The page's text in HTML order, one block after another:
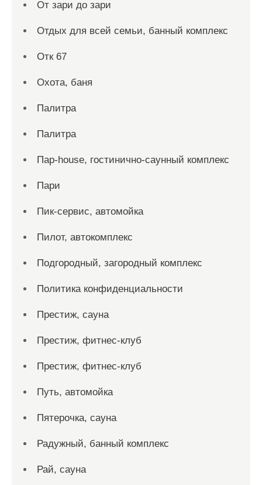
От зари до зари
Отдых для всей семьи, банный комплекс
Отк 67
Охота, баня
Палитра
Палитра
Пар-house, гостинично-саунный комплекс
Пари
Пик-сервис, автомойка
Пилот, автокомплекс
Подгородный, загородный комплекс
Политика конфиденциальности
Престиж, сауна
Престиж, фитнес-клуб
Престиж, фитнес-клуб
Путь, автомойка
Пятерочка, сауна
Радужный, банный комплекс
Рай, сауна